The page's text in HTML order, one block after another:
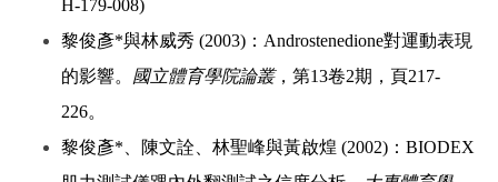
H-179-008)
黎俊彥*與林威秀 (2003)：Androstenedione對運動表現
的影響。 國立體育學院論叢，第13卷2期，頁217-
226。
黎俊彥*、陳文詮、林聖峰與黃啟煌 (2002)：BIODEX